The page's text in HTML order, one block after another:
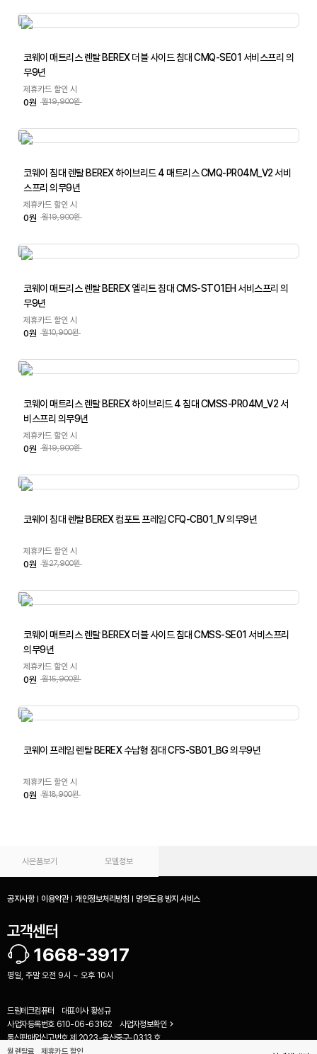
월 렌탈료 제휴카드 할인
코웨이 매트리스 렌탈 BEREX 더블 사이드 침대 CMQ-SE01 서비스프리 의
무9년
제휴카드 할인 시
0원 월19,900원
코웨이 침대 렌탈 BEREX 하이브리드 4 매트리스 CMQ-PR04M_V2 서비
스프리 의무9년
제휴카드 할인 시
0원 월19,900원
코웨이 매트리스 렌탈 BEREX 엘리트 침대 CMS-STO1EH 서비스프리 의
무9년
제휴카드 할인 시
0원 월10,900원
코웨이 매트리스 렌탈 BEREX 하이브리드 4 침대 CMSS-PR04M_V2 서
비스프리 의무9년
제휴카드 할인 시
0원 월19,900원
코웨이 침대 렌탈 BEREX 컴포트 프레임 CFQ-CB01_IV 의무9년
제휴카드 할인 시
0원 월27,900원
코웨이 매트리스 렌탈 BEREX 더블 사이드 침대 CMSS-SE01 서비스프리
의무9년
제휴카드 할인 시
0원 월15,900원
코웨이 프레임 렌탈 BEREX 수납형 침대 CFS-SB01_BG 의무9년
제휴카드 할인 시
0원 월18,900원
사은품보기 모델정보
공지사항 이용약관 개인정보처리방침 명의도용 방지 서비스
고객센터
1668-3917
평일, 주말 오전 9시 ~ 오후 10시
드림테크컴퓨터 대표이사 황성규
사업자등록번호 610-06-63162
사업자정보확인
통신판매업신고번호 제 2023-울산중구-0313 호
(44467) 울산 중구 명륜로 104 1층 (우정동)
비교하기(0)